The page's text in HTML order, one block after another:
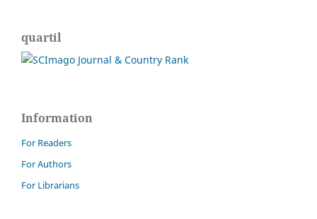
quartil
Information
For Readers
For Authors
For Librarians